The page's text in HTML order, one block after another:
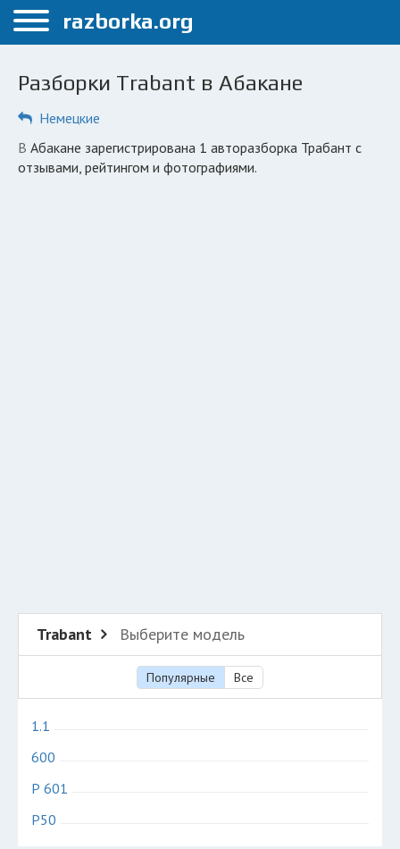
Меню
Абакан
ПОЛЬЗОВАТЕЛЯМ
Каталог разборок
Разборки Trabant в Абакане
Немецкие
в Абакане зарегистрирована 1 авторазборка Трабант с
отзывами, рейтингом и фотографиями.
Trabant Выберите модель
Популярные Все
1.1
600
P 601
P50
razborka.org